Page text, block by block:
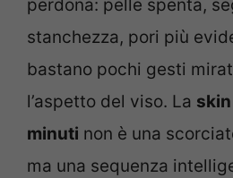
perdona: pelle spenta,
stanchezza, pori più
bastano pochi gesti
l’aspetto del viso. La
minuti non è una
ma una sequenza